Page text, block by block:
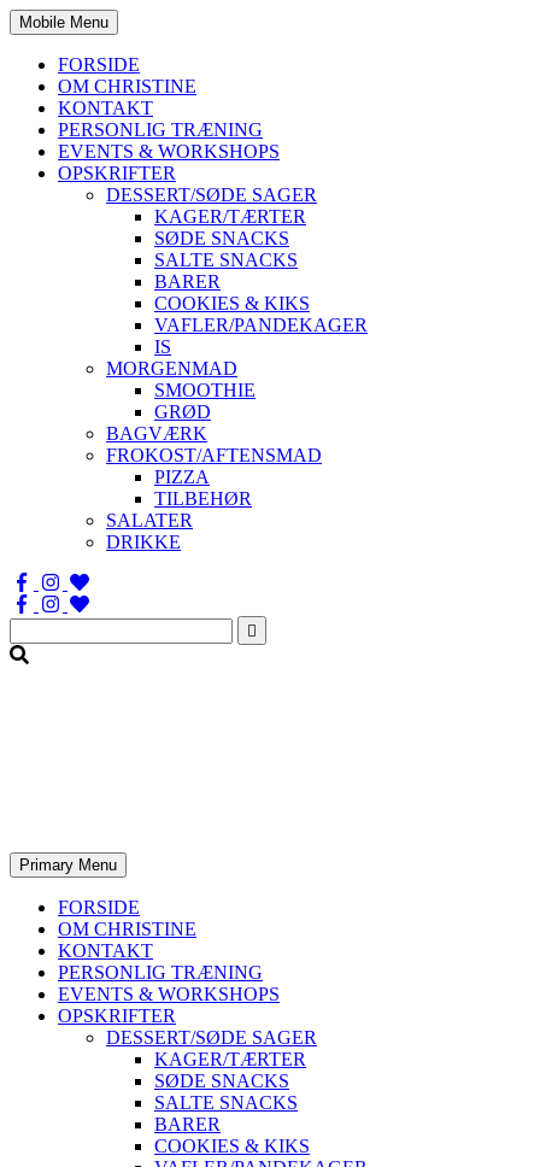
Mobile Menu
FORSIDE
OM CHRISTINE
KONTAKT
PERSONLIG TRÆNING
EVENTS & WORKSHOPS
OPSKRIFTER
DESSERT/SØDE SAGER
KAGER/TÆRTER
SØDE SNACKS
SALTE SNACKS
BARER
COOKIES & KIKS
VAFLER/PANDEKAGER
IS
MORGENMAD
SMOOTHIE
GRØD
BAGVÆRK
FROKOST/AFTENSMAD
PIZZA
TILBEHØR
SALATER
DRIKKE
Søg
efter:
Primary Menu
FORSIDE
OM CHRISTINE
KONTAKT
PERSONLIG TRÆNING
EVENTS & WORKSHOPS
OPSKRIFTER
DESSERT/SØDE SAGER
KAGER/TÆRTER
SØDE SNACKS
SALTE SNACKS
BARER
COOKIES & KIKS